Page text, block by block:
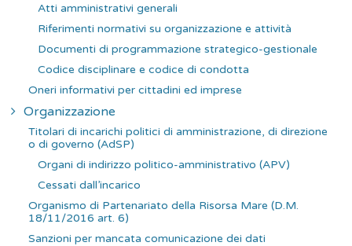
Atti amministrativi generali
Riferimenti normativi su organizzazione e attività
Documenti di programmazione strategico-gestionale
Codice disciplinare e codice di condotta
Oneri informativi per cittadini ed imprese
Organizzazione
Titolari di incarichi politici di amministrazione, di direzione
o di governo (AdSP)
Organi di indirizzo politico-amministrativo (APV)
Cessati dall’incarico
Organismo di Partenariato della Risorsa Mare (D.M.
18/11/2016 art. 6)
Sanzioni per mancata comunicazione dei dati